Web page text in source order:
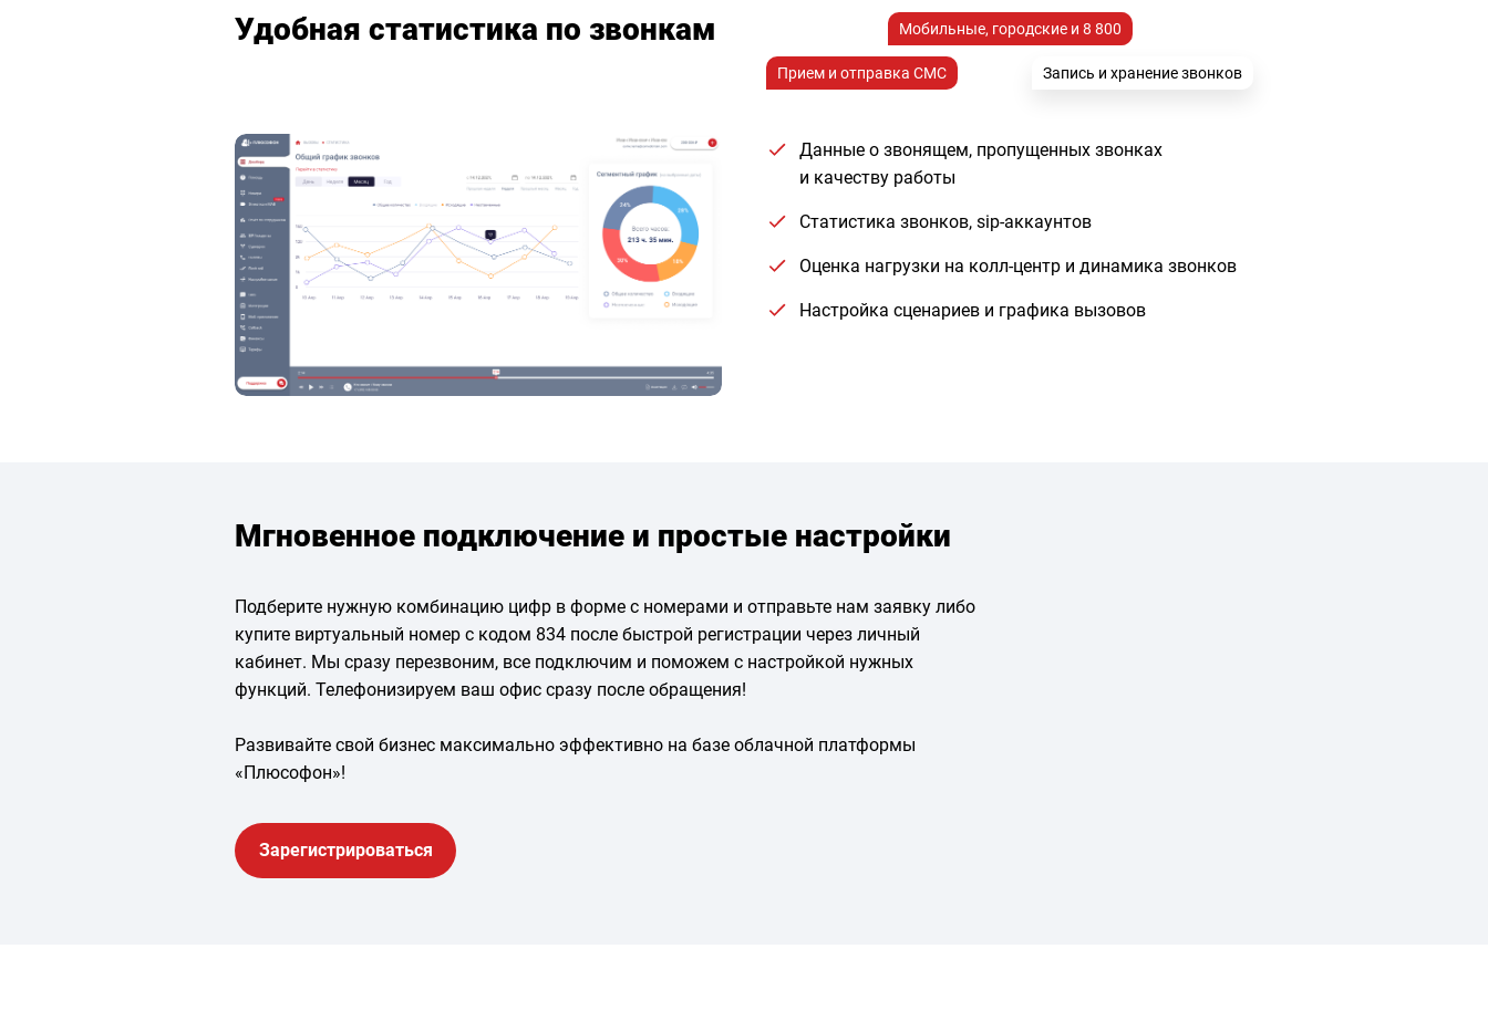
Удобная статистика по звонкам Мобильные, городские и 8 800
Прием и отправка СМС Запись и хранение звонков
Данные о звонящем, пропущенных звонках
и качеству работы
Статистика звонков, sip-аккаунтов
Оценка нагрузки на колл-центр и динамика звонков
Настройка сценариев и графика вызовов
Мгновенное подключение и простые настройки
Подберите нужную комбинацию цифр в форме с номерами и отправьте нам заявку либо
купите виртуальный номер с кодом 834 после быстрой регистрации через личный
кабинет. Мы сразу перезвоним, все подключим и поможем с настройкой нужных
функций. Телефонизируем ваш офис сразу после обращения!
Развивайте свой бизнес максимально эффективно на базе облачной платформы
«Плюсофон»!
Зарегистрироваться